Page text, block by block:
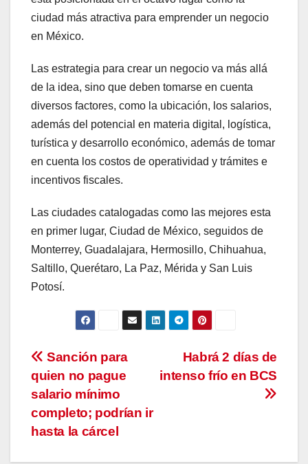
ciudad más atractiva para emprender un negocio
en México.
Las estrategia para crear un negocio va más allá
de la idea, sino que deben tomarse en cuenta
diversos factores, como la ubicación, los salarios,
además del potencial en materia digital, logística,
turística y desarrollo económico, además de tomar
en cuenta los costos de operatividad y trámites e
incentivos fiscales.
Las ciudades catalogadas como las mejores esta
en primer lugar, Ciudad de México, seguidos de
Monterrey, Guadalajara, Hermosillo, Chihuahua,
Saltillo, Querétaro, La Paz, Mérida y San Luis
Potosí.
Navegación
de
entradas
Habrá 2 días de
intenso frío en BCS
Sanción para
quien no pague
salario mínimo
completo; podrían ir
hasta la cárcel